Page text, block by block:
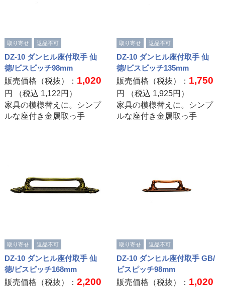
取り寄せ 返品不可
DZ-10 ダンヒル座付取手 仙
徳/ビスピッチ98mm
販売価格（税抜）： 1,020
円 （税込 1,122円）
家具の模様替えに。シンプ
ルな座付き金属取っ手
取り寄せ 返品不可
DZ-10 ダンヒル座付取手 仙
徳/ビスピッチ135mm
販売価格（税抜）： 1,750
円 （税込 1,925円）
家具の模様替えに。シンプ
ルな座付き金属取っ手
取り寄せ 返品不可
DZ-10 ダンヒル座付取手 仙
徳/ビスピッチ168mm
販売価格（税抜）： 2,200
取り寄せ 返品不可
DZ-10 ダンヒル座付取手 GB/
ビスピッチ98mm
販売価格（税抜）： 1,020